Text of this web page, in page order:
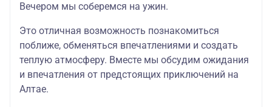
Вечером мы соберемся на ужин.
Это отличная возможность познакомиться
поближе, обменяться впечатлениями и создать
теплую атмосферу. Вместе мы обсудим ожидания
и впечатления от предстоящих приключений на
Алтае.